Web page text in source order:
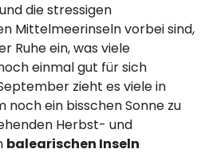
die stressigen
Mittelmeerinseln vorbei sind,
Ruhe ein, was viele
einmal gut für sich
zieht es viele in
noch ein bisschen Sonne zu
Herbst- und
balearischen Inseln